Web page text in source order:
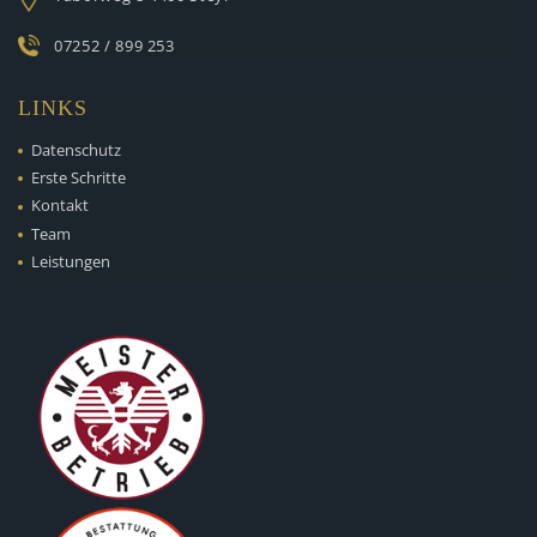
07252 / 899 253
LINKS
Datenschutz
Erste Schritte
Kontakt
Team
Leistungen